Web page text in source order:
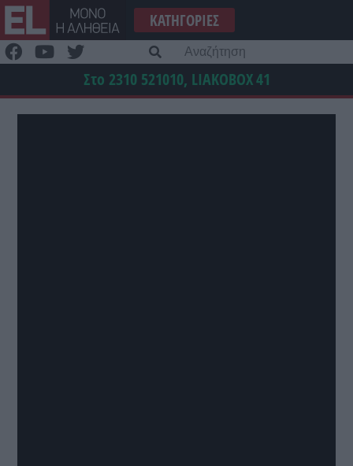
Μετάβαση
στο
περιεχόμενο
ΚΑΤΗΓΟΡΊΕΣ
Στο 2310 521010, LIAKOBOX41